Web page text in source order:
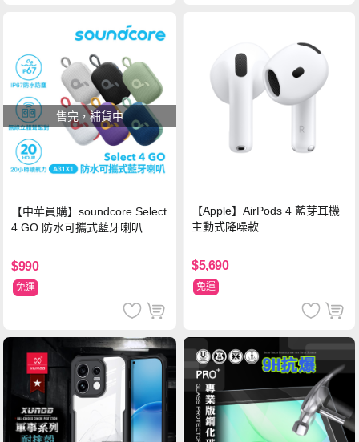
售完，補貨中
【中華員購】soundcore Select
4 GO 防水可攜式藍牙喇叭
$990
免運
【Apple】AirPods 4 藍芽耳機
主動式降噪款
$5,690
免運